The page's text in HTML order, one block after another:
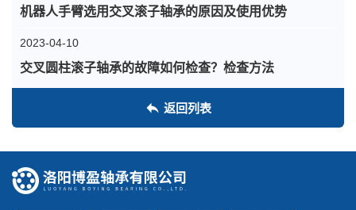
机器人手臂选用交叉滚子轴承的原因及使用优势
2023-04-10
交叉圆柱滚子轴承的故障如何检查？检查方法
返回列表